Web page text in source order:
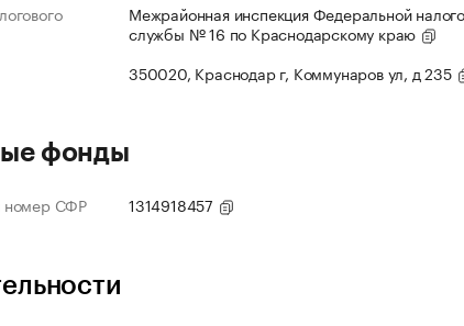
Межрайонная инспекция Федеральной
службы № 16 по Краснодарскому краю
350020, Краснодар г, Коммунаров ул, д 235
фонды
номер СФР 1314918457